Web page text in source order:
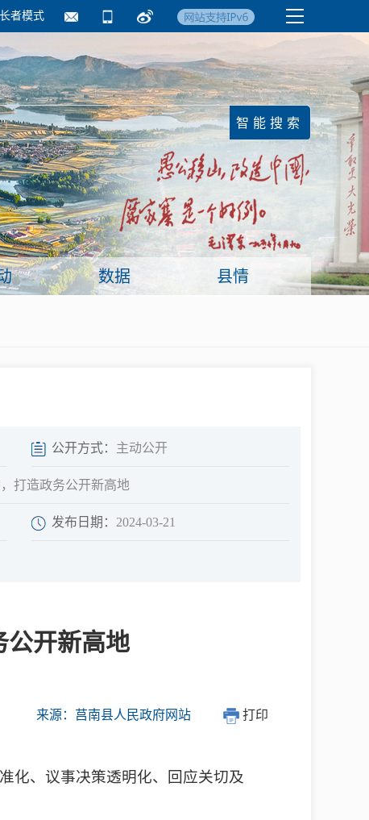
长者模式
国务院要闻
镇街信息
临沂日报·莒南新
网上调查
数据 县情
公开方式： 主动公开
打造政务公开新高地
发布日期： 2024-03-21
公开新高地
来源：莒南县人民政府网站 打印
化、议事决策透明化、回应关切及